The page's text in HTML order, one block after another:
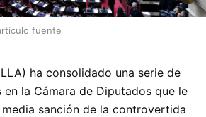
fuente
ha consolidado una serie de
la Cámara de Diputados que le
sanción de la controvertida